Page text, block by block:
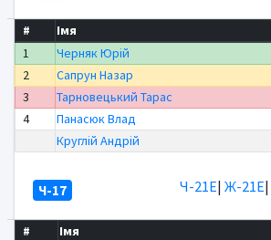
# Імя
1
Черняк Юрій
2
Сапрун Назар
3
Тарновецький Тарас
4
Панасюк Влад
Круглій Андрій
Ч-17 Ч-21Е| Ж-21Е|
# Імя